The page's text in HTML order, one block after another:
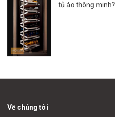
tủ áo thông minh?
Về chúng tôi